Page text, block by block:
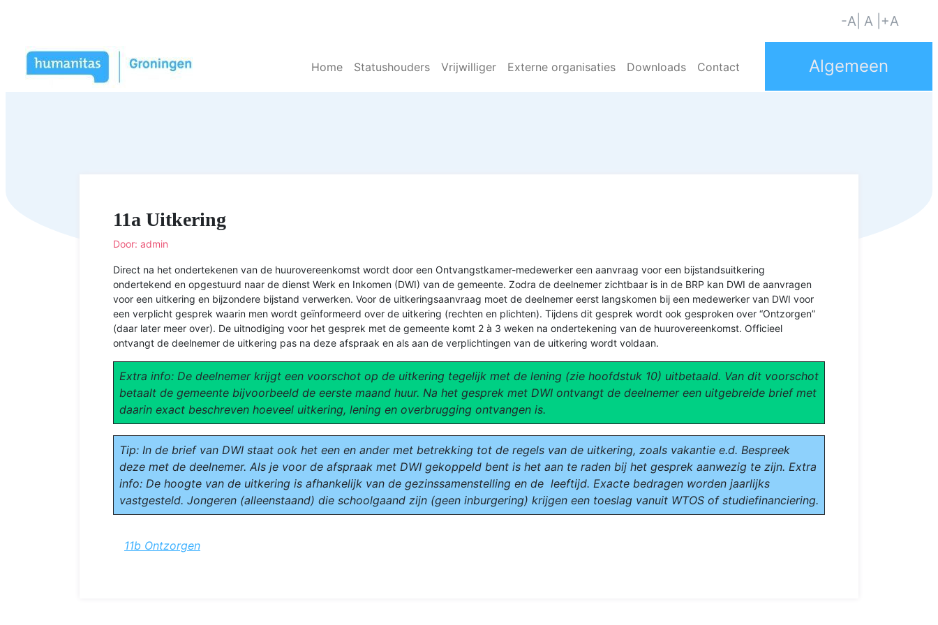
-A | A | +A
Home Statushouders Vrijwilliger Externe organisaties Downloads Contact
11a Uitkering
Door: admin
Direct na het ondertekenen van de huurovereenkomst wordt door een Ontvangstkamer-medewerker een aanvraag voor een bijstandsuitkering
ondertekend en opgestuurd naar de dienst Werk en Inkomen (DWI) van de gemeente. Zodra de deelnemer zichtbaar is in de BRP kan DWI de aanvragen
voor een uitkering en bijzondere bijstand verwerken. Voor de uitkeringsaanvraag moet de deelnemer eerst langskomen bij een medewerker van DWI voor
een verplicht gesprek waarin men wordt geïnformeerd over de uitkering (rechten en plichten). Tijdens dit gesprek wordt ook gesproken over “Ontzorgen”
(daar later meer over). De uitnodiging voor het gesprek met de gemeente komt 2 à 3 weken na ondertekening van de huurovereenkomst. Officieel
ontvangt de deelnemer de uitkering pas na deze afspraak en als aan de verplichtingen van de uitkering wordt voldaan.
Extra info: De deelnemer krijgt een voorschot op de uitkering tegelijk met de lening (zie hoofdstuk 10) uitbetaald. Van dit voorschot
betaalt de gemeente bijvoorbeeld de eerste maand huur. Na het gesprek met DWI ontvangt de deelnemer een uitgebreide brief met
daarin exact beschreven hoeveel uitkering, lening en overbrugging ontvangen is.
Tip: In de brief van DWI staat ook het een en ander met betrekking tot de regels van de uitkering, zoals vakantie e.d. Bespreek
deze met de deelnemer. Als je voor de afspraak met DWI gekoppeld bent is het aan te raden bij het gesprek aanwezig te zijn. Extra
info: De hoogte van de uitkering is afhankelijk van de gezinssamenstelling en de leeftijd. Exacte bedragen worden jaarlijks
vastgesteld. Jongeren (alleenstaand) die schoolgaand zijn (geen inburgering) krijgen een toeslag vanuit WTOS of studiefinanciering.
11b Ontzorgen